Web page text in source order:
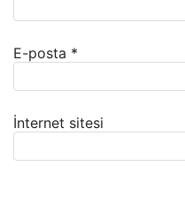
E-posta *
İnternet sitesi